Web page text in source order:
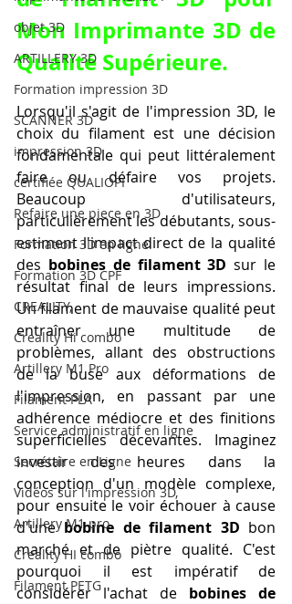
objet 3D
ARTILLERY 3D
Formation impression 3D
SCANNER 3D
impression 3D
certifiée QUALIOPI
Refaire une piece en 3D
Formation 3D en ligne.
Formation 3D CPF
CREALITY,
Creality Hi combo
Artillery M1 Pro
Filament PLA
Service administratif en ligne
Secrétaire en Ligne
Vidéos sur l'impression 3D,
Artillery M1 pro
Creality HI combo
Filament PETG
Mon Imprimante 3D de
Qualité Supérieure.
Lorsqu'il s'agit de l'impression 3D, le
choix du filament est une décision
fondamentale qui peut littéralement
faire ou défaire vos projets.
Beaucoup d'utilisateurs,
particulièrement les débutants, sous-
estiment l'impact direct de la qualité
des bobines de filament 3D sur le
résultat final de leurs impressions.
Un filament de mauvaise qualité peut
entraîner une multitude de
problèmes, allant des obstructions
de la buse aux déformations de
l'impression, en passant par une
adhérence médiocre et des finitions
superficielles décevantes. Imaginez
investir des heures dans la
conception d'un modèle complexe,
pour ensuite le voir échouer à cause
d'une bobine de filament 3D bon
marché et de piètre qualité. C'est
pourquoi il est impératif de
considérer l'achat de bobines de